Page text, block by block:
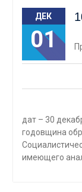
ДЕК
01
дат – 30
годовщина
имеющего